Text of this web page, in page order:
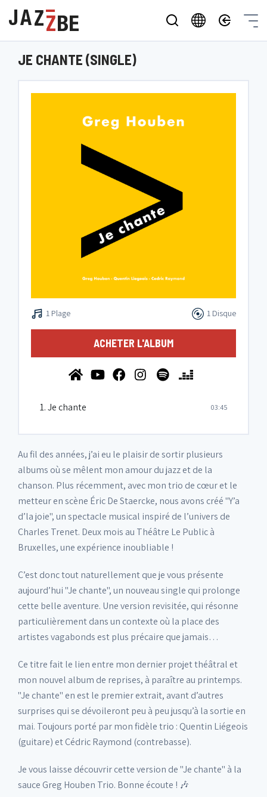
JE CHANTE (SINGLE)
1 Plage 1 Disque
ACHETER L'ALBUM
1. Je chante 03:45
Au fil des années, j’ai eu le plaisir de sortir plusieurs
albums où se mêlent mon amour du jazz et de la
chanson. Plus récemment, avec mon trio de cœur et le
metteur en scène Éric De Staercke, nous avons créé "Y’a
d’la joie", un spectacle musical inspiré de l’univers de
Charles Trenet. Deux mois au Théâtre Le Public à
Bruxelles, une expérience inoubliable !
C’est donc tout naturellement que je vous présente
aujourd’hui "Je chante", un nouveau single qui prolonge
cette belle aventure. Une version revisitée, qui résonne
particulièrement dans un contexte où la place des
artistes vagabonds est plus précaire que jamais…
Ce titre fait le lien entre mon dernier projet théâtral et
mon nouvel album de reprises, à paraître au printemps.
"Je chante" en est le premier extrait, avant d’autres
surprises qui se dévoileront peu à peu jusqu’à la sortie en
mai. Toujours porté par mon fidèle trio : Quentin Liégeois
(guitare) et Cédric Raymond (contrebasse).
Je vous laisse découvrir cette version de "Je chante" à la
sauce Greg Houben Trio. Bonne écoute ! 🎶